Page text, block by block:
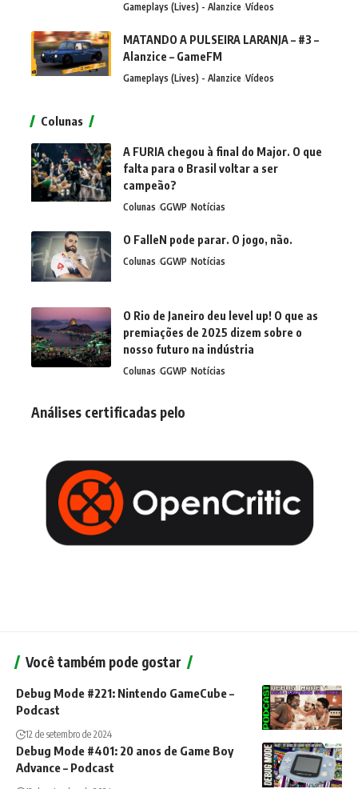
Gameplays (Lives) - Alanzice Vídeos
MATANDO A PULSEIRA LARANJA – #3 –
Alanzice – GameFM
Gameplays (Lives) - Alanzice Vídeos
Colunas
A FURIA chegou à final do Major. O que
falta para o Brasil voltar a ser
campeão?
Colunas GGWP Notícias
O FalleN pode parar. O jogo, não.
Colunas GGWP Notícias
O Rio de Janeiro deu level up! O que as
premiações de 2025 dizem sobre o
nosso futuro na indústria
Colunas GGWP Notícias
Análises certificadas pelo
Você também pode gostar
Debug Mode #221: Nintendo GameCube –
Podcast
12 de setembro de 2024
Debug Mode #401: 20 anos de Game Boy
Advance – Podcast